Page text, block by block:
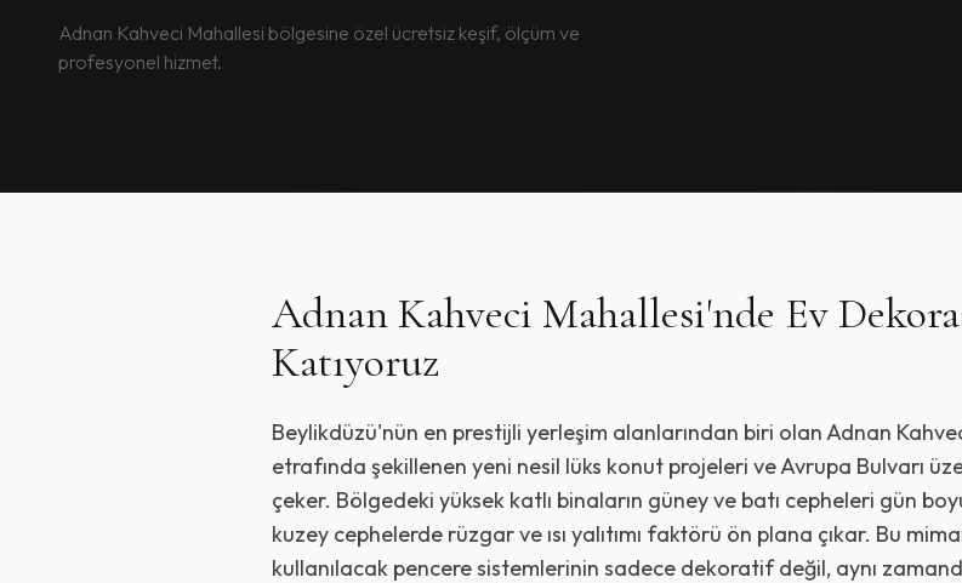
Adnan Kahveci Mahallesi bölgesine özel ücretsiz keşif, ölçüm ve
profesyonel hizmet.
Adnan Kahveci Mahallesi'nde Ev
Katıyoruz
Beylikdüzü'nün en prestijli yerleşim alanlarından biri olan Adnan
etrafında şekillenen yeni nesil lüks konut projeleri ve Avrupa Bulvarı
çeker. Bölgedeki yüksek katlı binaların güney ve batı cepheleri gün
kuzey cephelerde rüzgar ve ısı yalıtımı faktörü ön plana çıkar. Bu
kullanılacak pencere sistemlerinin sadece dekoratif değil, aynı